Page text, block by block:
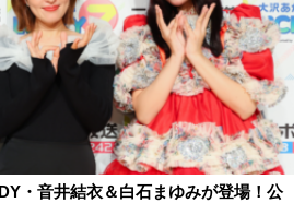
・音井結衣＆白石まゆみが登場！公